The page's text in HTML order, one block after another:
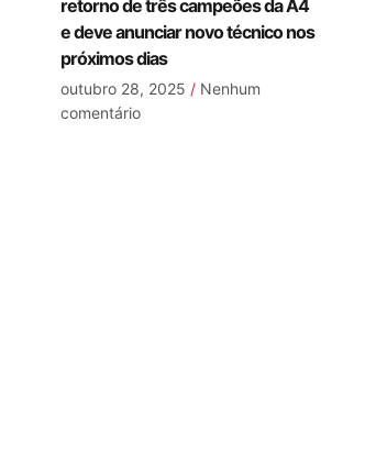
retorno de três campeões da A4
e deve anunciar novo técnico nos
próximos dias
outubro 28, 2025 Nenhum
comentário